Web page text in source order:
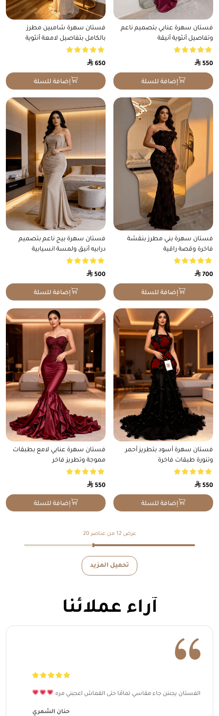
فستان سهرة عنابي بتصميم ناعم
وتفاصيل أنثوية أنيقة
⃁ 550
إضافة للسلة
هناك
العديد
الأشكال
المختلفة
لهذا
المنتج.
يمكن
اختيار
الخيارات
صفحة
فستان سهرة شامبين مطرز
بالكامل بتفاصيل لامعة أنثوية
⃁ 650
إضافة للسلة
هناك
العديد
الأشكال
المختلفة
لهذا
المنتج.
يمكن
اختيار
الخيارات
على
فستان سهرة بني مطرز بنقشة
فاخرة وقصة راقية
⃁ 700
إضافة للسلة
هناك
العديد
الأشكال
المختلفة
لهذا
المنتج.
يمكن
اختيار
الخيارات
على
فستان سهرة بيج ناعم بتصميم
درابيه أنيق ولمسة انسيابية
⃁ 500
إضافة للسلة
هناك
العديد
الأشكال
المختلفة
لهذا
المنتج.
يمكن
اختيار
الخيارات
على
صفحة
فستان سهرة أسود بتطريز أحمر
وتنورة طبقات فاخرة
⃁ 550
إضافة للسلة
هناك
العديد
الأشكال
المختلفة
لهذا
المنتج.
يمكن
فستان سهرة عنابي لامع بطبقات
مموجة وتطريز فاخر
⃁ 550
إضافة للسلة
هناك
العديد
الأشكال
المختلفة
لهذا
المنتج.
يمكن
صفحة
المنتج
عرض 12 من عناصر 20
تحميل المزيد
آراء عملائنا
الفستان يجننن جاء مقاسي تمامًا حتى القماش اعجبني مره
حنان الشمري